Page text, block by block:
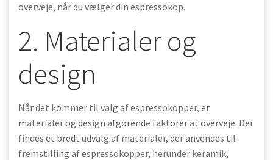
overveje, når du vælger din espressokop.
2. Materialer og
design
Når det kommer til valg af espressokopper, er
materialer og design afgørende faktorer at overveje. Der
findes et bredt udvalg af materialer, der anvendes til
fremstilling af espressokopper, herunder keramik,